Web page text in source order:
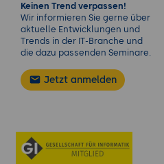
Keinen Trend verpassen!
Wir informieren Sie gerne über
aktuelle Entwicklungen und
Trends in der IT-Branche und
die dazu passenden Seminare.
Jetzt anmelden